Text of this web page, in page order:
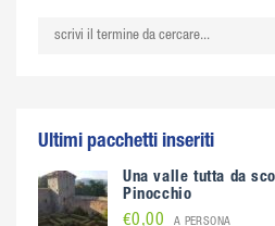
Ultimi pacchetti inseriti
Una valle tutta da
Pinocchio
€0,00 A PERSONA